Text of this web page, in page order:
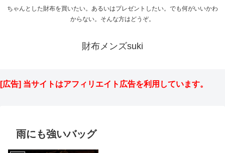
ちゃんとした財布を買いたい。あるいはプレゼントしたい。でも何がいいかわ
からない。そんな方はどうぞ。
財布メンズsuki
[広告] 当サイトはアフィリエイト広告を利用しています。
雨にも強いバッグ